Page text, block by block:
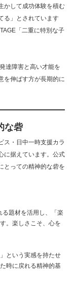
かして成功体験を積む
る」とされています
「二重に特別な子
達障害と高い才能を
を伸ばす方が長期的に
な砦
ス・日中一時支援カラ
に据えています。公式
とっての精神的な砦を
題材を活用し、「楽
。楽しさこそ、心を
という実感を持たせ
時に戻れる精神的基